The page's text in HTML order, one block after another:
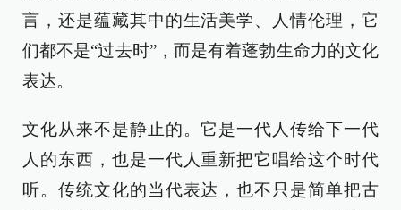
言，还是蕴藏其中的生活美学、人情伦理，它
们都不是“过去时”，而是有着蓬勃生命力的文化
表达。
文化从来不是静止的。它是一代人传给下一代
人的东西，也是一代人重新把它唱给这个时代
听。传统文化的当代表达，也不只是简单把古